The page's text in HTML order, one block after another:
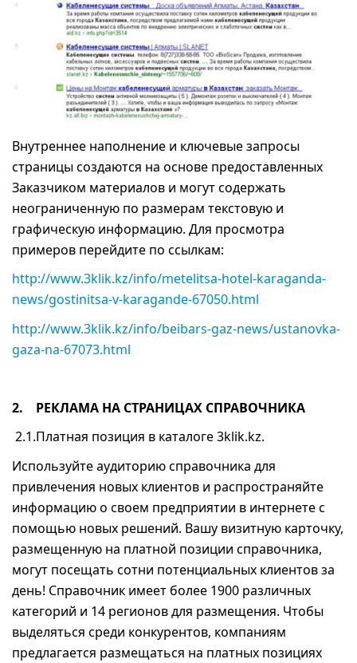
Внутреннее наполнение и ключевые запросы
страницы создаются на основе предоставленных
Заказчиком материалов и могут содержать
неограниченную по размерам текстовую и
графическую информацию. Для просмотра
примеров перейдите по ссылкам:
http://www.3klik.kz/info/metelitsa-hotel-karaganda-
news/gostinitsa-v-karagande-67050.html
http://www.3klik.kz/info/beibars-gaz-news/ustanovka-
gaza-na-67073.html
2. РЕКЛАМА НА СТРАНИЦАХ СПРАВОЧНИКА
2.1.Платная позиция в каталоге 3klik.kz.
Используйте аудиторию справочника для
привлечения новых клиентов и распространяйте
информацию о своем предприятии в интернете с
помощью новых решений. Вашу визитную карточку,
размещенную на платной позиции справочника,
могут посещать сотни потенциальных клиентов за
день! Справочник имеет более 1900 различных
категорий и 14 регионов для размещения. Чтобы
выделяться среди конкурентов, компаниям
предлагается размещаться на платных позициях